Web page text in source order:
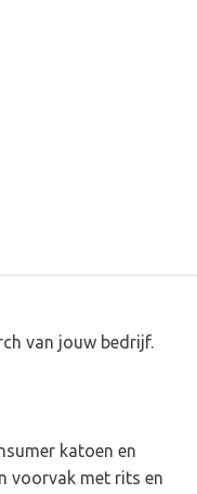
van jouw bedrijf.
katoen en
voorvak met rits en